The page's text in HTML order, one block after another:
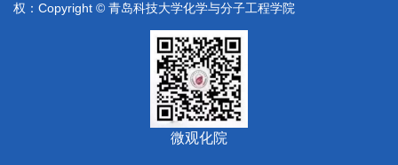
权：Copyright © 青岛科技大学化学与分子工程学院
微观化院